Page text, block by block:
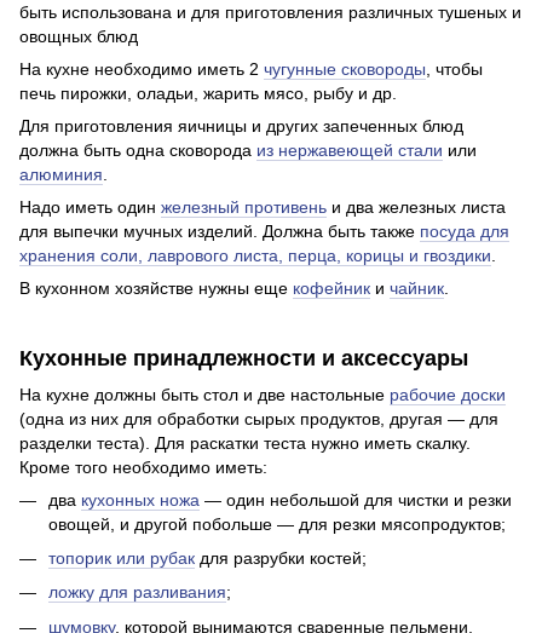
быть использована и для приготовления различных тушеных и
овощных блюд
На кухне необходимо иметь 2 чугунные сковороды , чтобы
печь пирожки, оладьи, жарить мясо, рыбу и др.
Для приготовления яичницы и других запеченных блюд
должна быть одна сковорода из нержавеющей стали или
алюминия
Надо иметь один железный противень и два железных листа
для выпечки мучных изделий. Должна быть также посуда для
хранения соли, лаврового листа, перца, корицы и гвоздики
В кухонном хозяйстве нужны еще кофейник и чайник
Кухонные принадлежности и аксессуары
На кухне должны быть стол и две настольные рабочие доски
(одна из них для обработки сырых продуктов, другая — для
разделки теста). Для раскатки теста нужно иметь скалку.
Кроме того необходимо иметь:
два кухонных ножа — один небольшой для чистки и резки
овощей, и другой побольше — для резки мясопродуктов;
топорик или рубак для разрубки костей;
ложку для разливания;
шумовку, которой вынимаются сваренные пельмени,